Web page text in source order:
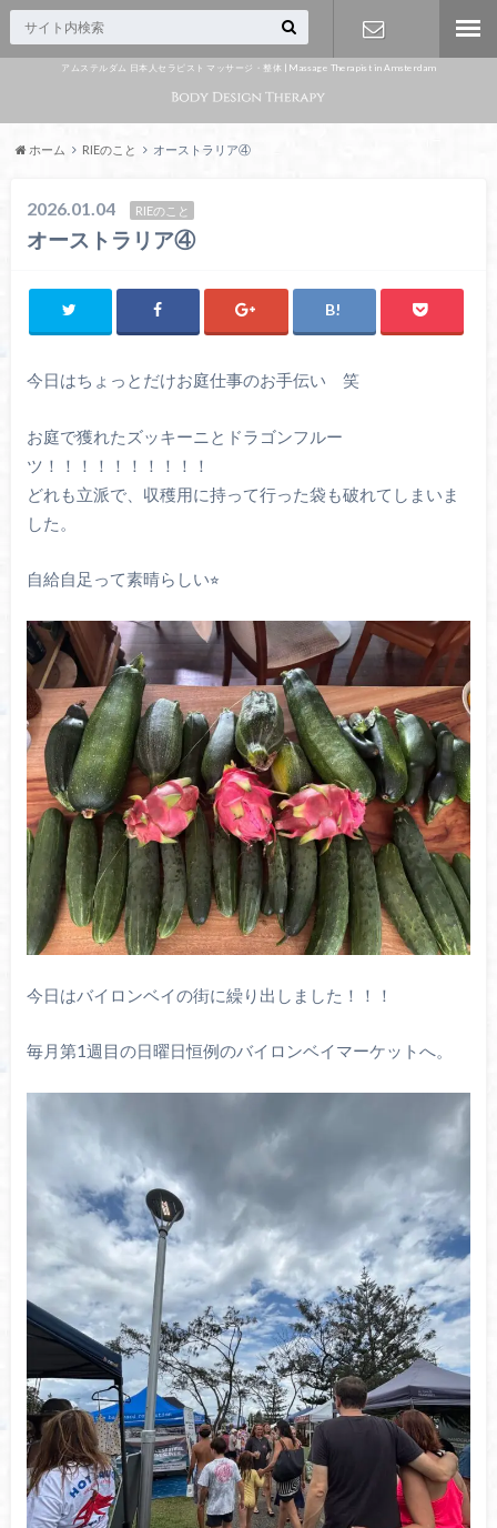
アムステルダム 日本人セラピスト マッサージ・整体 | Massage Therapist in Amsterdam
ホーム RIEのこと オーストラリア④
2026.01.04 RIEのこと
オーストラリア④
今日はちょっとだけお庭仕事のお手伝い 笑
お庭で獲れたズッキーニとドラゴンフルー
ツ！！！！！！！！！！
どれも立派で、収穫用に持って行った袋も破れてしまいま
した。
自給自足って素晴らしい⭐︎
今日はバイロンベイの街に繰り出しました！！！
毎月第1週目の日曜日恒例のバイロンベイマーケットへ。